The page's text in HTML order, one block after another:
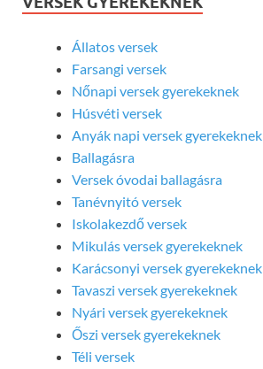
Állatos versek
Farsangi versek
Nőnapi versek gyerekeknek
Húsvéti versek
Anyák napi versek gyerekeknek
Ballagásra
Versek óvodai ballagásra
Tanévnyitó versek
Iskolakezdő versek
Mikulás versek gyerekeknek
Karácsonyi versek gyerekeknek
Tavaszi versek gyerekeknek
Nyári versek gyerekeknek
Őszi versek gyerekeknek
Téli versek